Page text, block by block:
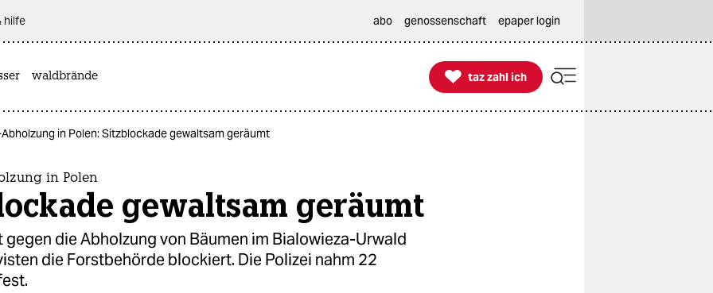
hilfe abo genossenschaft epaper login
waldbrände 
taz zahl ich
taz zahl ich
in Polen: Sitzblockade gewaltsam geräumt
in Polen
gewaltsam geräumt
gegen die Abholzung von Bäumen im Bialowieza-Urwald
die Forstbehörde blockiert. Die Polizei nahm 22